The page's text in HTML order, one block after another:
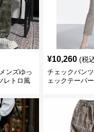
ンズゆっ
レトロ風
¥10,260 (税
チェックパン
ェックテーパ